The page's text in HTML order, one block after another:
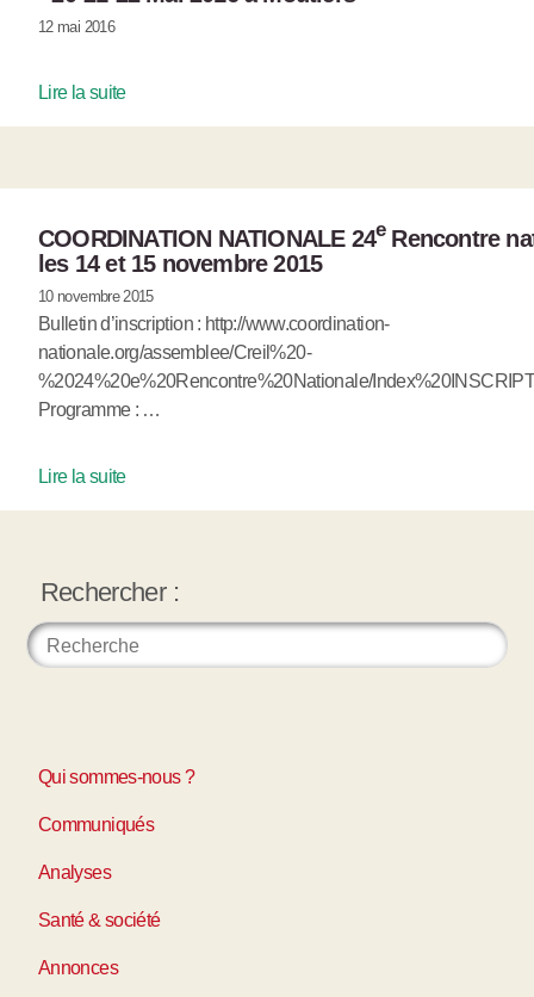
12 mai 2016
Lire la suite
COORDINATION NATIONALE 24eRencontre
les 14 et 15 novembre 2015
10 novembre 2015
Bulletin d’inscription : http://www.coordination-
nationale.org/assemblee/Creil%20-
%2024%20e%20Rencontre%20Nationale/
Programme : …
Lire la suite
Rechercher :
Qui sommes-nous ?
Communiqués
Analyses
Santé & société
Annonces